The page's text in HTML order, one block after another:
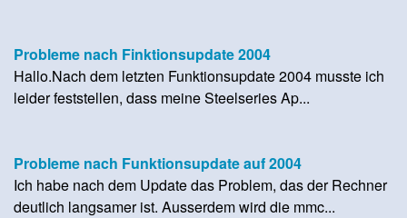
Probleme nach Finktionsupdate 2004
Hallo.Nach dem letzten Funktionsupdate 2004 musste ich
leider feststellen, dass meine Steelseries Ap...
Probleme nach Funktionsupdate auf 2004
Ich habe nach dem Update das Problem, das der Rechner
deutlich langsamer ist. Ausserdem wird die mmc...